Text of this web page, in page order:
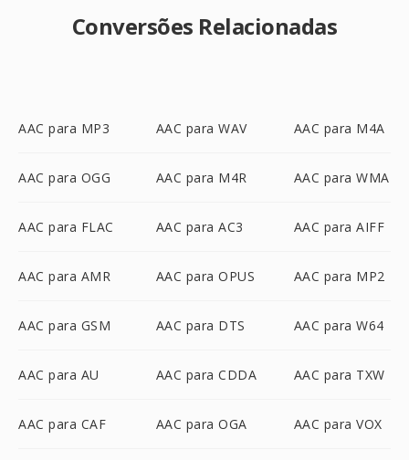
Conversões Relacionadas
AAC para MP3 AAC para WAV AAC para M4A
AAC para OGG AAC para M4R AAC para WMA
AAC para FLAC AAC para AC3 AAC para AIFF
AAC para AMR AAC para OPUS AAC para MP2
AAC para GSM AAC para DTS AAC para W64
AAC para AU AAC para CDDA AAC para TXW
AAC para CAF AAC para OGA AAC para VOX